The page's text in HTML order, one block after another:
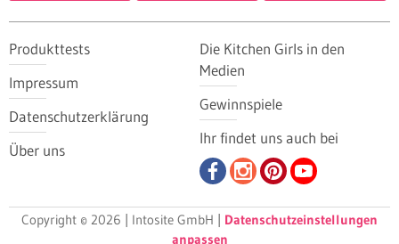
Produkttests
Impressum
Datenschutzerklärung
Über uns
Die Kitchen Girls in den
Medien
Gewinnspiele
Ihr findet uns auch bei
Copyright © 2026 | Intosite GmbH | Datenschutzeinstellungen
anpassen